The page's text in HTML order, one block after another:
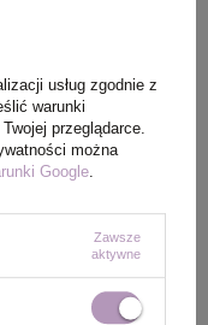
usług zgodnie z
warunki
przeglądarce.
można
Google
Zawsze
aktywne